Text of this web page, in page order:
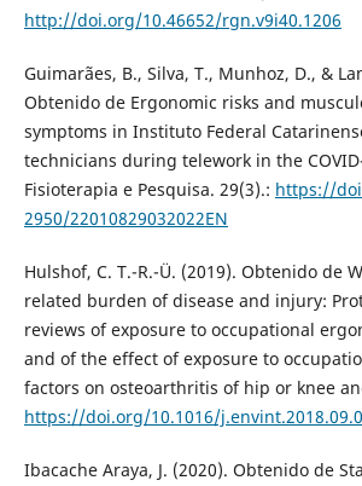
http://doi.org/10.46652/rgn.v9i40.1206
Guimarães, B., Silva, T., Munhoz, D., &
Obtenido de Ergonomic risks and
symptoms in Instituto Federal
technicians during telework in the
Fisioterapia e Pesquisa. 29(3).: https://
2950/22010829032022EN
Hulshof, C. T.-R.-Ü. (2019). Obtenido de
related burden of disease and injury:
reviews of exposure to occupational
and of the effect of exposure to
factors on osteoarthritis of hip or knee
https://doi.org/10.1016/
Ibacache Araya, J. (2020). Obtenido de